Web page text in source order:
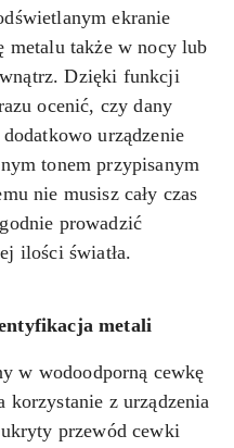
ekranie
metalu także w nocy lub
Dzięki funkcji
ocenić, czy dany
urządzenie
tonem przypisanym
nie musisz cały czas
prowadzić
ilości światła.
metali
w wodoodporną cewkę
z urządzenia
przewód cewki